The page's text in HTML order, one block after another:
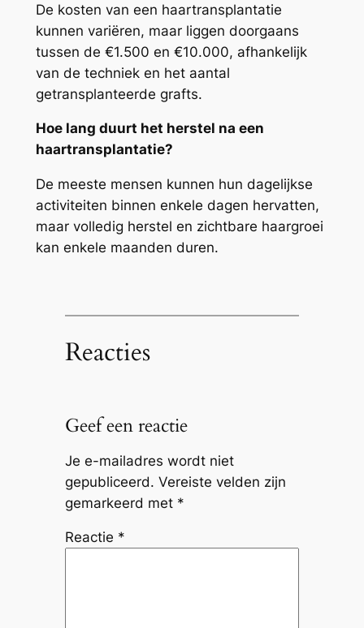
De kosten van een haartransplantatie
kunnen variëren, maar liggen doorgaans
tussen de €1.500 en €10.000, afhankelijk
van de techniek en het aantal
getransplanteerde grafts.
Hoe lang duurt het herstel na een
haartransplantatie?
De meeste mensen kunnen hun dagelijkse
activiteiten binnen enkele dagen hervatten,
maar volledig herstel en zichtbare haargroei
kan enkele maanden duren.
Reacties
Geef een reactie
Je e-mailadres wordt niet
gepubliceerd. Vereiste velden zijn
gemarkeerd met *
Reactie *